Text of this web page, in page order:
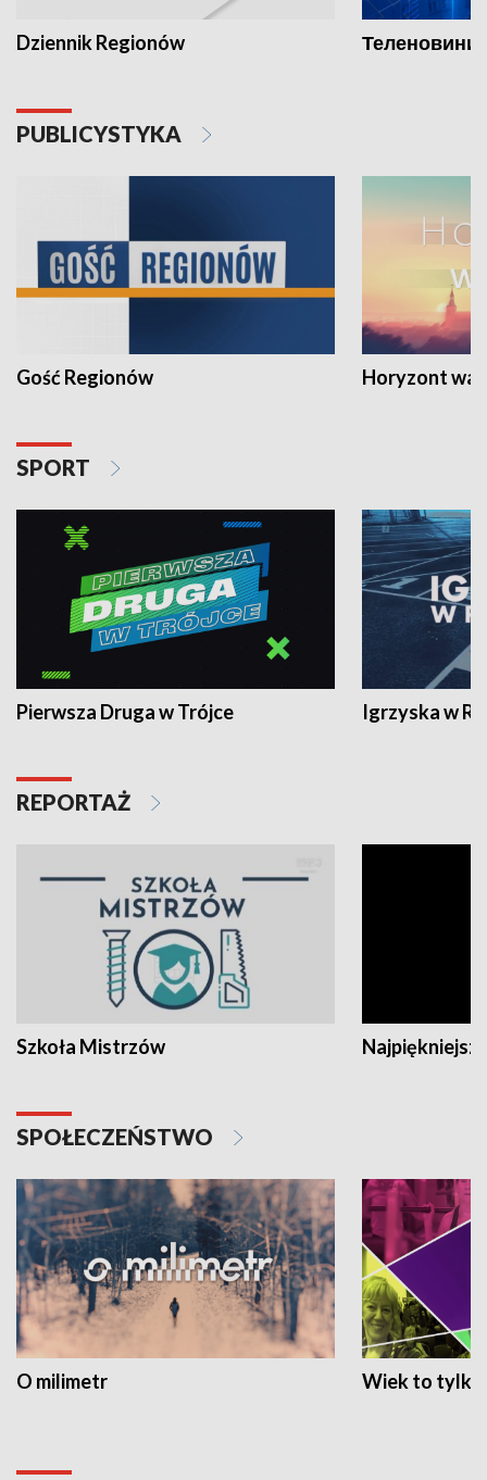
Dziennik Regionów Теленовини
PUBLICYSTYKA
Gość Regionów Horyzont
SPORT
Pierwsza Druga w Trójce Igrzyska w
REPORTAŻ
Szkoła Mistrzów
SPOŁECZEŃSTWO
O milimetr Wiek to tylko